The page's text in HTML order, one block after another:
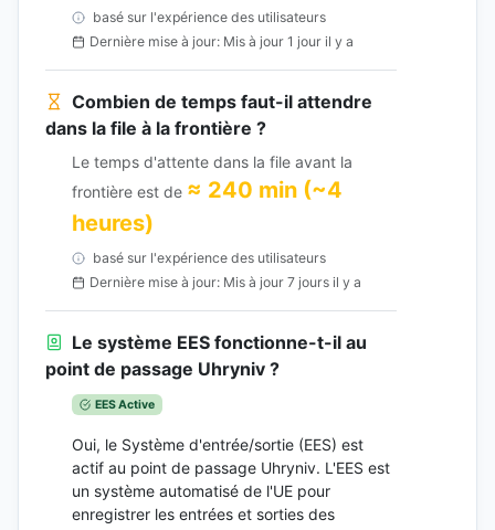
basé sur l'expérience des utilisateurs
Dernière mise à jour: Mis à jour 1 jour il y a
Combien de temps faut-il attendre
dans la file à la frontière ?
Le temps d'attente dans la file avant la
frontière est de ≈ 240 min (~4
heures)
basé sur l'expérience des utilisateurs
Dernière mise à jour: Mis à jour 7 jours il y a
Le système EES fonctionne-t-il au
point de passage Uhryniv ?
EES Active
Oui, le Système d'entrée/sortie (EES) est
actif au point de passage Uhryniv. L'EES est
un système automatisé de l'UE pour
enregistrer les entrées et sorties des